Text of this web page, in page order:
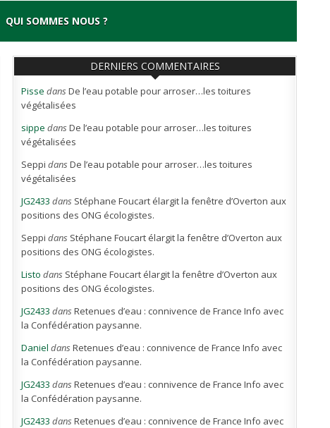
QUI SOMMES NOUS ?
DERNIERS COMMENTAIRES
Pisse dansDe l’eau potable pour arroser…les toitures
végétalisées
sippe dansDe l’eau potable pour arroser…les toitures
végétalisées
Seppi dansDe l’eau potable pour arroser…les toitures
végétalisées
JG2433 dans Stéphane Foucart élargit la fenêtre d’Overton aux
positions des ONG écologistes.
Seppi dans Stéphane Foucart élargit la fenêtre d’Overton aux
positions des ONG écologistes.
Listo dans Stéphane Foucart élargit la fenêtre d’Overton aux
positions des ONG écologistes.
JG2433 dansRetenues d’eau : connivence de France Info avec
la Confédération paysanne.
Daniel dansRetenues d’eau : connivence de France Info avec
la Confédération paysanne.
JG2433 dansRetenues d’eau : connivence de France Info avec
la Confédération paysanne.
JG2433 dansRetenues d’eau : connivence de France Info avec